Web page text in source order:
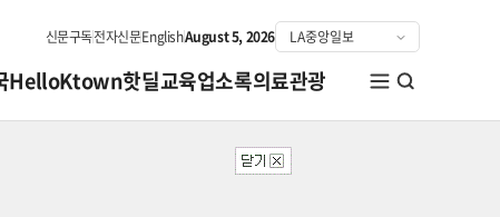
신문구독전자신문EnglishAugust 5, 2026
HelloKtown핫딜교육업소록의료관광